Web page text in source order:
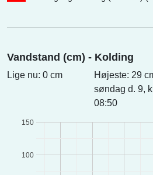
Vandstand (cm) - Kolding
Lige nu: 0 cm
Højeste: 29
søndag d. 9,
08:50
100
150